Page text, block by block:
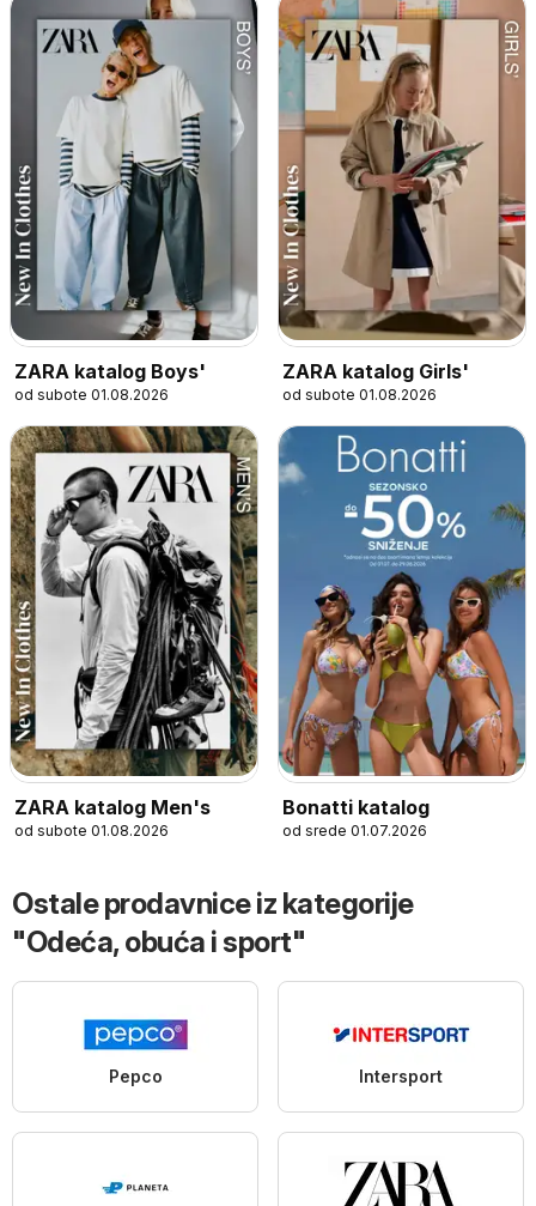
ZARA katalog Boys'
od subote 01.08.2026
ZARA katalog Girls'
od subote 01.08.2026
ZARA katalog Men's
od subote 01.08.2026
Bonatti katalog
od srede 01.07.2026
Ostale prodavnice iz kategorije
"Odeća, obuća i sport"
Pepco Intersport